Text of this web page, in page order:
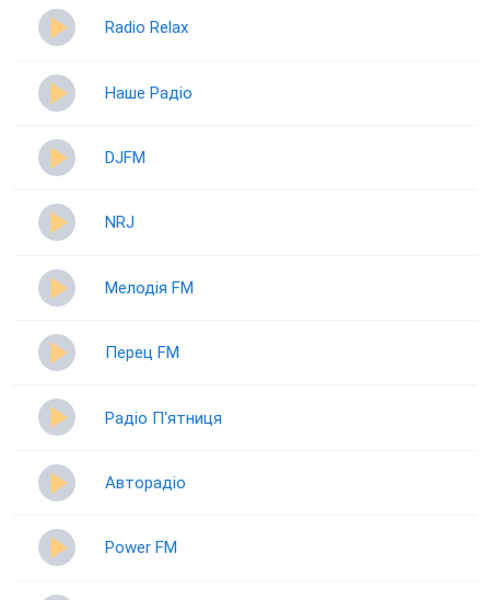
Radio Relax
Наше Радіо
DJFM
NRJ
Мелодія FM
Перец FM
Радіо П‘ятниця
Авторадіо
Power FM